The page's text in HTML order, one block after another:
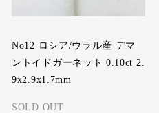
No12 ロシア/ウラル産 デマ
ントイドガーネット 0.10ct 2.
9x2.9x1.7mm
SOLD OUT